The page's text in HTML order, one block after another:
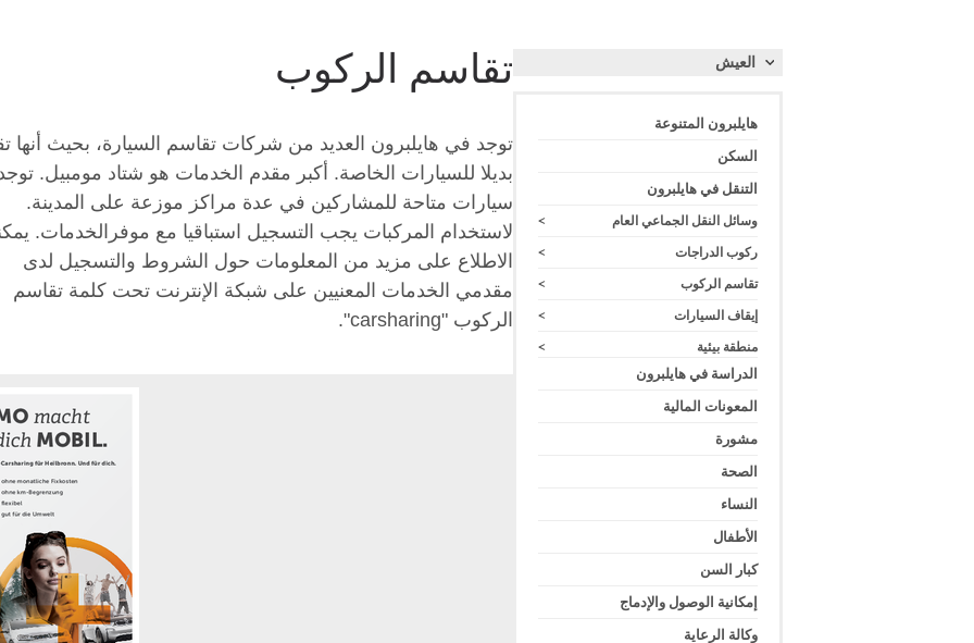
العيش
هايلبرون المتنوعة
السكن
التنقل في هايلبرون
> وسائل النقل الجماعي العام
> ركوب الدراجات
> تقاسم الركوب
> إيقاف السيارات
> منطقة بيئية
الدراسة في هايلبرون
المعونات المالية
مشورة
الصحة
النساء
الأطفال
كبار السن
إمكانية الوصول والإدماج
وكالة الرعاية
تقاسم الركوب
توجد في هايلبرون العديد من شركات تقاسم السيارة، بحيث أنها
بديلا للسيارات الخاصة. أكبر مقدم الخدمات هو شتاد مومبيل.
سيارات متاحة للمشاركين في عدة مراكز موزعة على المدينة.
لاستخدام المركبات يجب التسجيل استباقيا مع موفرالخدمات.
الاطلاع على مزيد من المعلومات حول الشروط والتسجيل لدى
مقدمي الخدمات المعنيين على شبكة الإنترنت تحت كلمة تقاسم
الركوب "carsharing".